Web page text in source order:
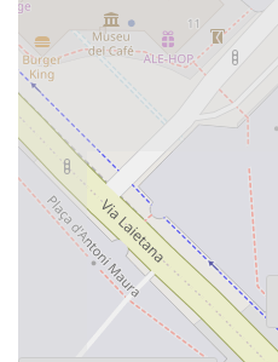
16 recursos